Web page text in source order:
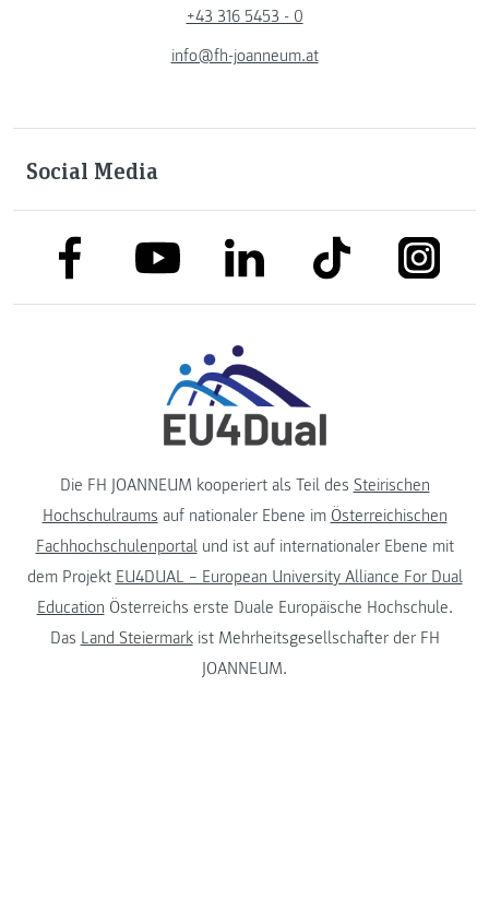
+43 316 5453 - 0
info@fh-joanneum.at
Social Media
link to facebooklink to youtubelink to linkedinlink to tiktok link to
Die FH JOANNEUM kooperiert als Teil des Steirischen
Hochschulraums auf nationaler Ebene im Österreichischen
Fachhochschulenportalund ist auf internationaler Ebene mit
dem Projekt EU4DUAL – European University Alliance For Dual
Education Österreichs erste Duale Europäische Hochschule.
Das Land Steiermarkist Mehrheitsgesellschafter der FH
JOANNEUM.